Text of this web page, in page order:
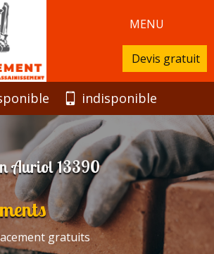
MENU
Devis gratuit
indisponible
Auriol 13390
gratuits